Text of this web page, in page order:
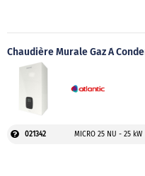
021342 MICRO 25 NU - 25 kW